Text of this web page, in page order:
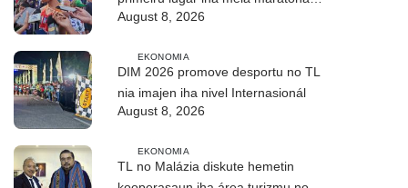
kilómetru 21
August 8, 2026
EKONOMIA
DIM 2026 promove desportu no TL
nia imajen iha nivel Internasionál
August 8, 2026
EKONOMIA
TL no Malázia diskute hemetin